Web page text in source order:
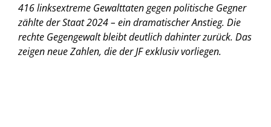
416 linksextreme Gewalttaten gegen politische Gegner
zählte der Staat 2024 – ein dramatischer Anstieg. Die
rechte Gegengewalt bleibt deutlich dahinter zurück. Das
zeigen neue Zahlen, die der JF exklusiv vorliegen.